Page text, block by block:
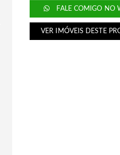
FALE COMIGO NO
VER IMÓVEIS DESTE